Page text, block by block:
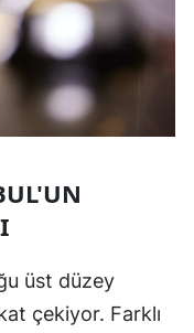
üst düzey
çekiyor. Farklı